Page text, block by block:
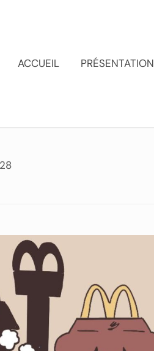
ACCUEIL PRÉSENTATION
28